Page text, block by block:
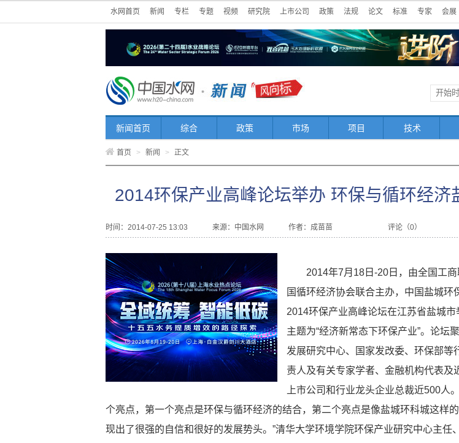
水网首页 新闻 专栏 专题 视频 研究院 上市公司 政策 法规 论文 标准 专家 会展
新闻首页 综合 政策 市场 项目 技术
首页 > 新闻 > 正文
2014环保产业高峰论坛举办 环保与循环经济
时间：2014-07-25 13:03 来源： 中国水网 作者：成苗苗 评论（0）
2014年7月18日-20日，由全国工
国循环经济协会联合主办，中国盐城环
2014环保产业高峰论坛在江苏省盐城
主题为“经济新常态下环保产业”。论坛
发展研究中心、国家发改委、环保部等
责人及有关专家学者、金融机构代表及
上市公司和行业龙头企业总裁近500人
个亮点，第一个亮点是环保与循环经济的结合，第二个亮点是像盐城环科城这样
现出了很强的自信和很好的发展势头。”清华大学环境学院环保产业研究中心主任